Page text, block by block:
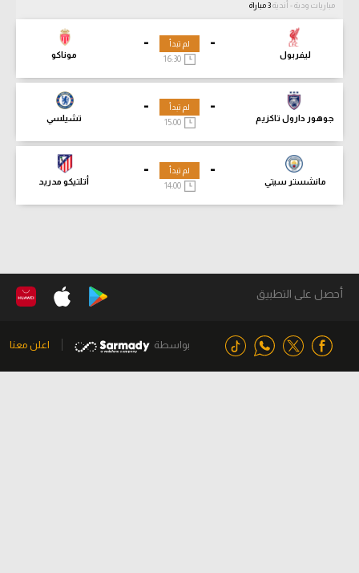
مباريات ودية - أندية
-
ليفربول
-
موناكو
لم تبدأ
-
جوهور دارول تاكزيم
-
تشيلسي
لم تبدأ
15:00
-
مانشستر سيتي
-
أتلتيكو مدريد
لم تبدأ
14:00
أحصل على التطبيق
بواسطة اعلن معنا